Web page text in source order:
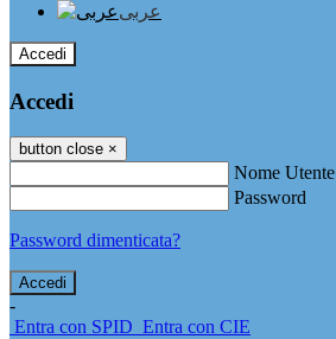
عربى
Accedi
Accedi
button close ×
Nome Utente
Password
Password dimenticata?
-
Entra con SPID Entra con CIE